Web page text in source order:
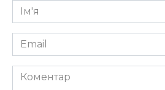
Ім'я
*
Email
*
Коментар